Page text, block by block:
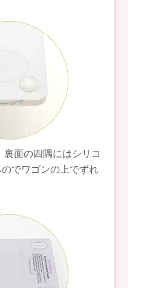
面の四隅にはシリコ
でワゴンの上でずれ